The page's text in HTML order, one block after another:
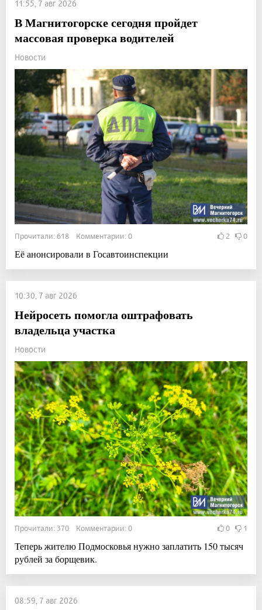
11:55, 7 авг 2026
В Магнитогорске сегодня пройдет
массовая проверка водителей
Новости
Прочитали: 618 Комментарии: 0 2 0
Её анонсировали в Госавтоинспекции
10:30, 7 авг 2026
Нейросеть помогла оштрафовать
владельца участка
Новости
Прочитали: 370 Комментарии: 0 0 1
Теперь жителю Подмосковья нужно заплатить 150 тысяч
рублей за борщевик.
08:59, 7 авг 2026